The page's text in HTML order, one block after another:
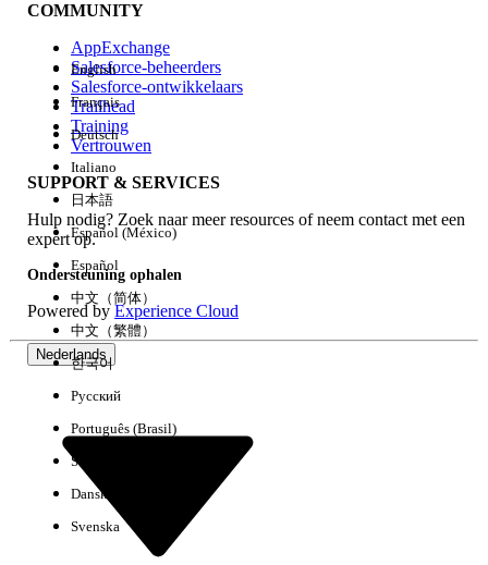
Ervaring
Alles wissen Gereed
Geen resultaten
COMMUNITY
AppExchange
Salesforce-beheerders
Salesforce-ontwikkelaars
Trailhead
Training
Vertrouwen
SUPPORT & SERVICES
Hulp nodig? Zoek naar meer resources of neem contact met een
expert op.
Ondersteuning ophalen
Powered byExperience Cloud
Nederlands
English
Français
Deutsch
Italiano
日本語
Español (México)
Español
中文（简体）
中文（繁體）
한국어
Русский
Português (Brasil)
Suomi
Dansk
Svenska